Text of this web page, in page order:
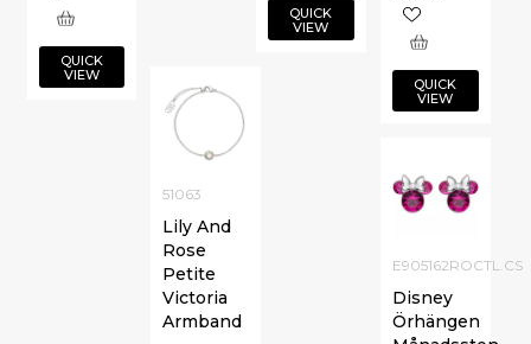
QUICK
VIEW
QUICK
VIEW
QUICK
VIEW
51063
Lily And
Rose
Petite
Victoria
Armband
E905162ROCTL.CS
Disney
Örhängen